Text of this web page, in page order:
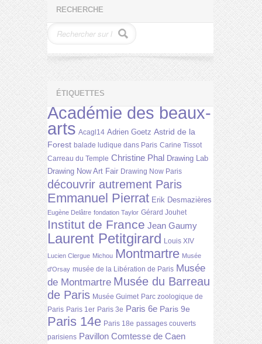
RECHERCHE
ÉTIQUETTES
Académie des beaux-
arts Acagl14 Adrien Goetz Astrid de la
Forest balade ludique dans Paris Carine Tissot
Carreau du Temple Christine Phal Drawing Lab
Drawing Now Art Fair Drawing Now Paris
découvrir autrement Paris
Emmanuel Pierrat Erik Desmazières
Eugène Delâtre fondation Taylor Gérard Jouhet
Institut de France Jean Gaumy
Laurent Petitgirard Louis XIV
Lucien Clergue Michou Montmartre Musée
d'Orsay musée de la Libération de Paris Musée
de Montmartre Musée du Barreau
de Paris Musée Guimet Parc zoologique de
Paris Paris 1er Paris 3e Paris 6e Paris 9e
Paris 14e Paris 18e passages couverts
parisiens Pavillon Comtesse de Caen